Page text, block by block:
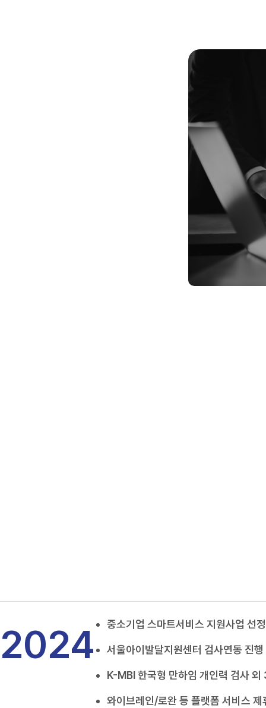
2024 중소기업 스마트서비스 지원사업 선정
서울아이발달지원센터 검사연동 진행
K-MBI 한국형 만하임 개인력 검사
와이브레인/로완 등 플랫폼 서비스 제